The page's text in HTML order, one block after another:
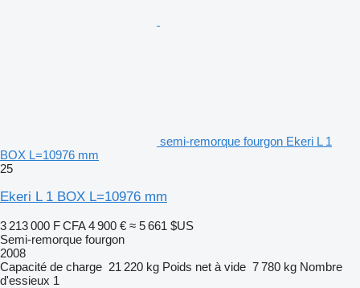
semi-remorque fourgon Ekeri L 1
BOX L=10976 mm
25
Ekeri L 1 BOX L=10976 mm
3 213 000 F CFA 4 900 € ≈ 5 661 $US
Semi-remorque fourgon
2008
Capacité de charge 21 220 kg Poids net à vide 7 780 kg Nombre
d'essieux 1